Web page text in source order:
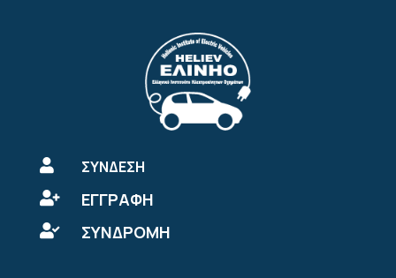
 ΣΥΝΔΕΣΗ
 ΕΓΓΡΑΦΗ
 ΣΥΝΔΡΟΜΗ